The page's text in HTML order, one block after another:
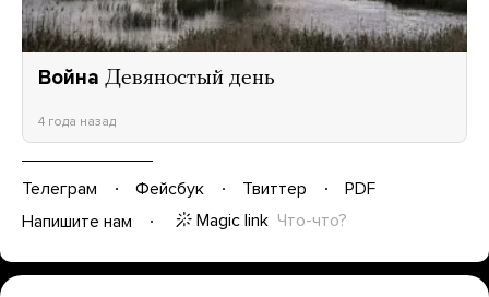
Война Девяностый день
4 года назад
Телеграм Фейсбук Твиттер
PDF
Напишите нам
Magic link Что-что?